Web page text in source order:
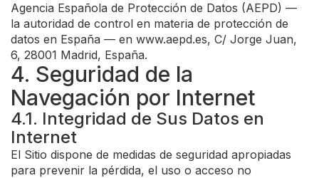
Agencia Española de Protección de Datos (AEPD) —
la autoridad de control en materia de protección de
datos en España — en www.aepd.es, C/ Jorge Juan,
6, 28001 Madrid, España.
4. Seguridad de la
Navegación por Internet
4.1. Integridad de Sus Datos en
Internet
El Sitio dispone de medidas de seguridad apropiadas
para prevenir la pérdida, el uso o acceso no